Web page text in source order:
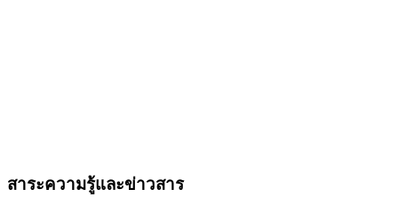
สาระความรู้และข่าวสาร